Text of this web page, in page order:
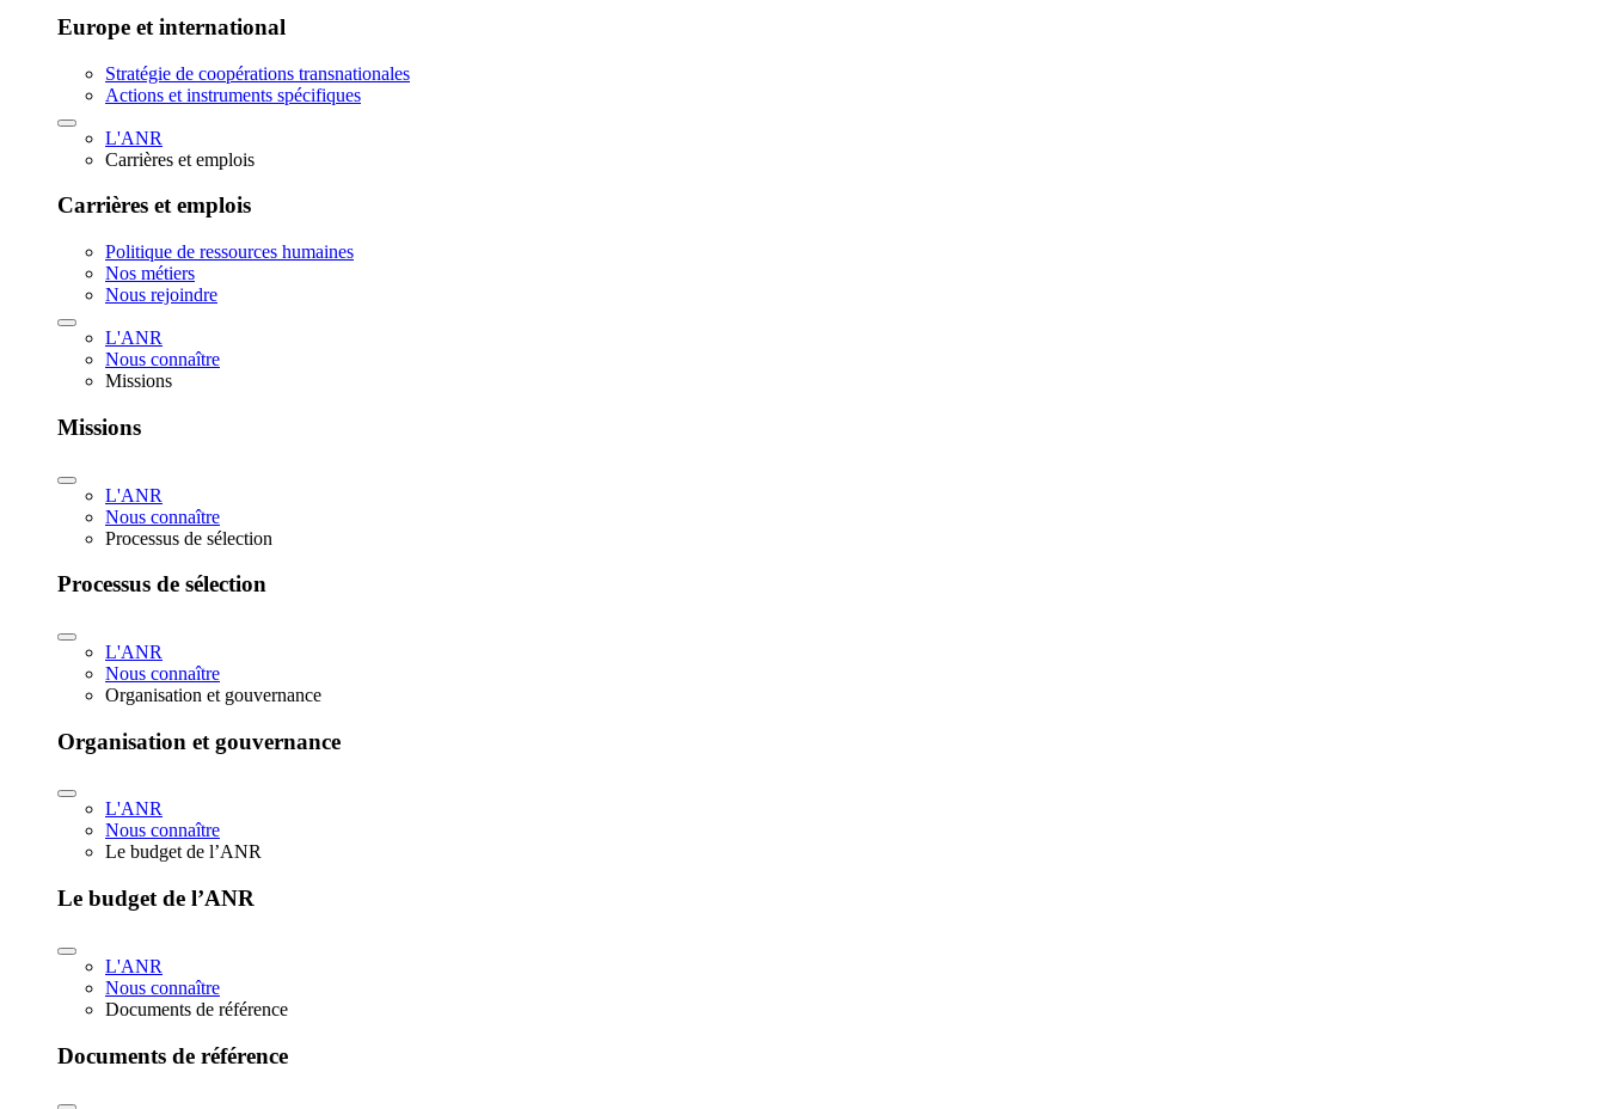
Europe et international
Stratégie de coopérations transnationales
Actions et instruments spécifiques
L'ANR
Carrières et emplois
Carrières et emplois
Politique de ressources humaines
Nos métiers
Nous rejoindre
L'ANR
Nous connaître
Missions
Missions
L'ANR
Nous connaître
Processus de sélection
Processus de sélection
L'ANR
Nous connaître
Organisation et gouvernance
Organisation et gouvernance
L'ANR
Nous connaître
Le budget de l’ANR
Le budget de l’ANR
L'ANR
Nous connaître
Documents de référence
Documents de référence